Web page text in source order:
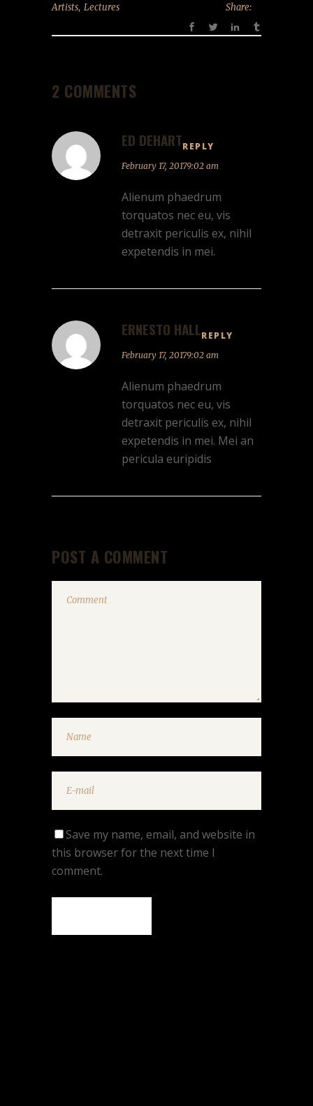
Artists, Lectures Share:
2 COMMENTS
ED DEHARTREPLY
February 17, 20179:02 am
Alienum phaedrum
torquatos nec eu, vis
detraxit periculis ex, nihil
expetendis in mei.
ERNESTO HALLREPLY
February 17, 20179:02 am
Alienum phaedrum
torquatos nec eu, vis
detraxit periculis ex, nihil
expetendis in mei. Mei an
pericula euripidis
POST A COMMENT
Save my name, email, and website in
this browser for the next time I
comment.